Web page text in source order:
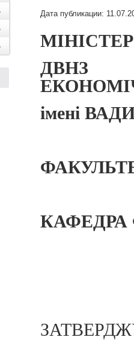
Дата публикации:
ДВНЗ
імені
КАФЕДРА